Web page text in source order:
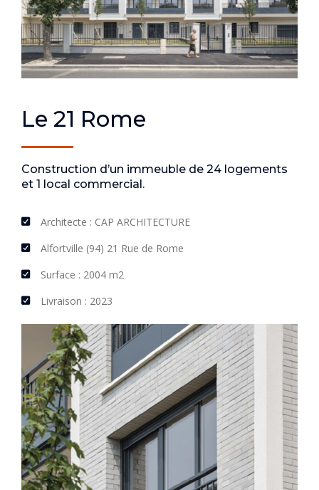
Le 21 Rome
Construction d’un immeuble de 24 logements
et 1 local commercial.
Architecte : CAP ARCHITECTURE
Alfortville (94) 21 Rue de Rome
Surface : 2004 m2
Livraison : 2023